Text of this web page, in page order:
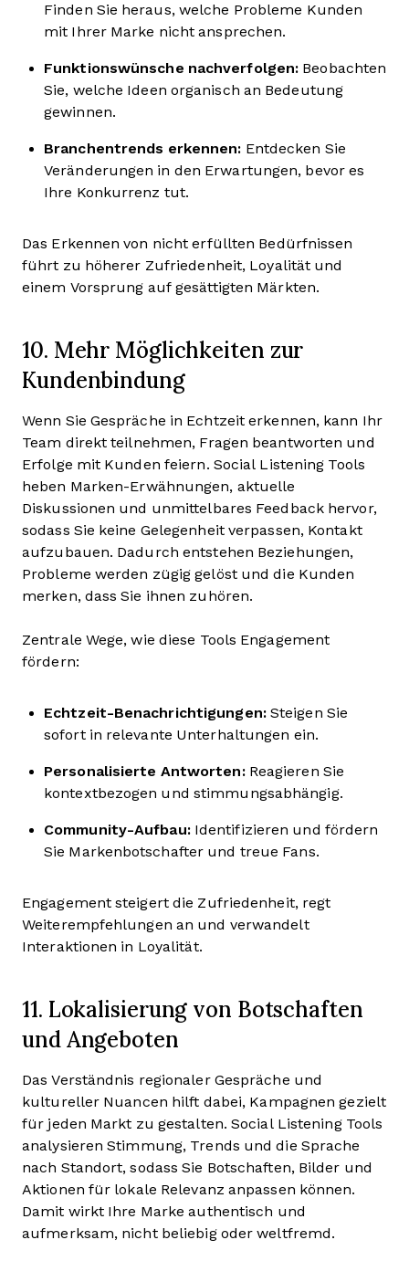
Finden Sie heraus, welche Probleme Kunden
mit Ihrer Marke nicht ansprechen.
Funktionswünsche nachverfolgen: Beobachten
Sie, welche Ideen organisch an Bedeutung
gewinnen.
Branchentrends erkennen: Entdecken Sie
Veränderungen in den Erwartungen, bevor es
Ihre Konkurrenz tut.
Das Erkennen von nicht erfüllten Bedürfnissen
führt zu höherer Zufriedenheit, Loyalität und
einem Vorsprung auf gesättigten Märkten.
10. Mehr Möglichkeiten zur
Kundenbindung
Wenn Sie Gespräche in Echtzeit erkennen, kann Ihr
Team direkt teilnehmen, Fragen beantworten und
Erfolge mit Kunden feiern. Social Listening Tools
heben Marken-Erwähnungen, aktuelle
Diskussionen und unmittelbares Feedback hervor,
sodass Sie keine Gelegenheit verpassen, Kontakt
aufzubauen. Dadurch entstehen Beziehungen,
Probleme werden zügig gelöst und die Kunden
merken, dass Sie ihnen zuhören.
Zentrale Wege, wie diese Tools Engagement
fördern:
Echtzeit-Benachrichtigungen:Steigen Sie
sofort in relevante Unterhaltungen ein.
Personalisierte Antworten:Reagieren Sie
kontextbezogen und stimmungsabhängig.
Community-Aufbau:Identifizieren und fördern
Sie Markenbotschafter und treue Fans.
Engagement steigert die Zufriedenheit, regt
Weiterempfehlungen an und verwandelt
Interaktionen in Loyalität.
11. Lokalisierung von Botschaften
und Angeboten
Das Verständnis regionaler Gespräche und
kultureller Nuancen hilft dabei, Kampagnen gezielt
für jeden Markt zu gestalten. Social Listening Tools
analysieren Stimmung, Trends und die Sprache
nach Standort, sodass Sie Botschaften, Bilder und
Aktionen für lokale Relevanz anpassen können.
Damit wirkt Ihre Marke authentisch und
aufmerksam, nicht beliebig oder weltfremd.